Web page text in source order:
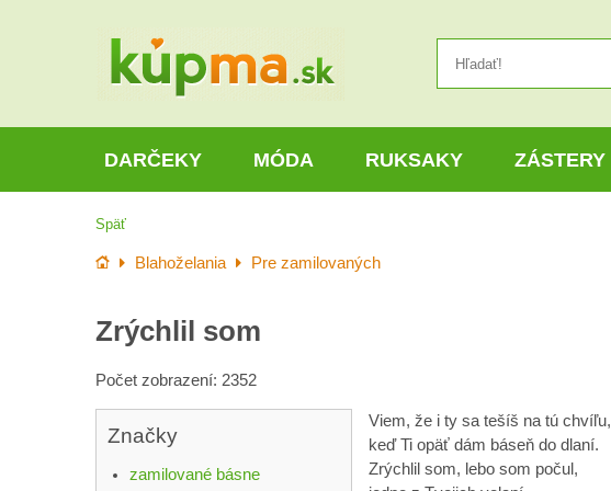
DARČEKY MÓDA RUKSAKY ZÁSTERY
Späť
Úvod Blahoželania
Pre zamilovaných
Zrýchlil som
Počet zobrazení: 2352
Značky
zamilované básne
Viem, že i ty sa tešíš na tú chvíľu,
keď Ti opäť dám báseň do dlaní.
Zrýchlil som, lebo som počul,